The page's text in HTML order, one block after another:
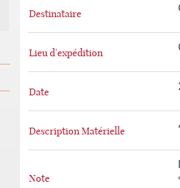
Destinataire
Lieu d'expédition
Date
Description Matérielle
Note